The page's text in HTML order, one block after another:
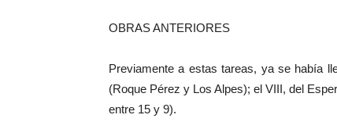
OBRAS ANTERIORES
Previamente a estas tareas, ya se había
(Roque Pérez y Los Alpes); el VIII, del
entre 15 y 9).